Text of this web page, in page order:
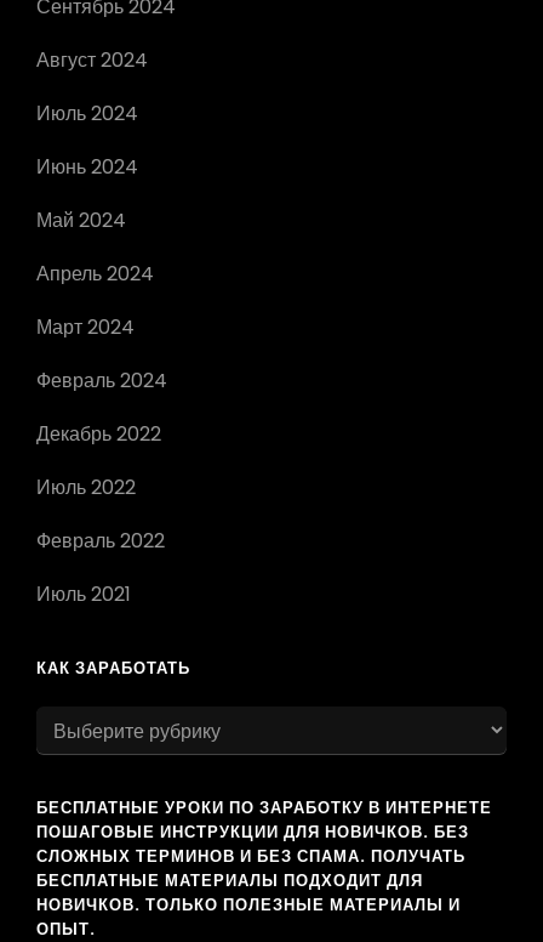
Сентябрь 2024
Август 2024
Июль 2024
Июнь 2024
Май 2024
Апрель 2024
Март 2024
Февраль 2024
Декабрь 2022
Июль 2022
Февраль 2022
Июль 2021
КАК ЗАРАБОТАТЬ
как
заработать
БЕСПЛАТНЫЕ УРОКИ ПО ЗАРАБОТКУ В ИНТЕРНЕТЕ
ПОШАГОВЫЕ ИНСТРУКЦИИ ДЛЯ НОВИЧКОВ. БЕЗ
СЛОЖНЫХ ТЕРМИНОВ И БЕЗ СПАМА. ПОЛУЧАТЬ
БЕСПЛАТНЫЕ МАТЕРИАЛЫ ПОДХОДИТ ДЛЯ
НОВИЧКОВ. ТОЛЬКО ПОЛЕЗНЫЕ МАТЕРИАЛЫ И
ОПЫТ.